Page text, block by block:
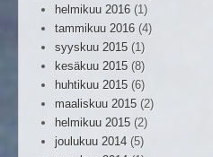
helmikuu 2016 (1)
tammikuu 2016 (4)
syyskuu 2015 (1)
kesäkuu 2015 (8)
huhtikuu 2015 (6)
maaliskuu 2015 (2)
helmikuu 2015 (2)
joulukuu 2014 (5)